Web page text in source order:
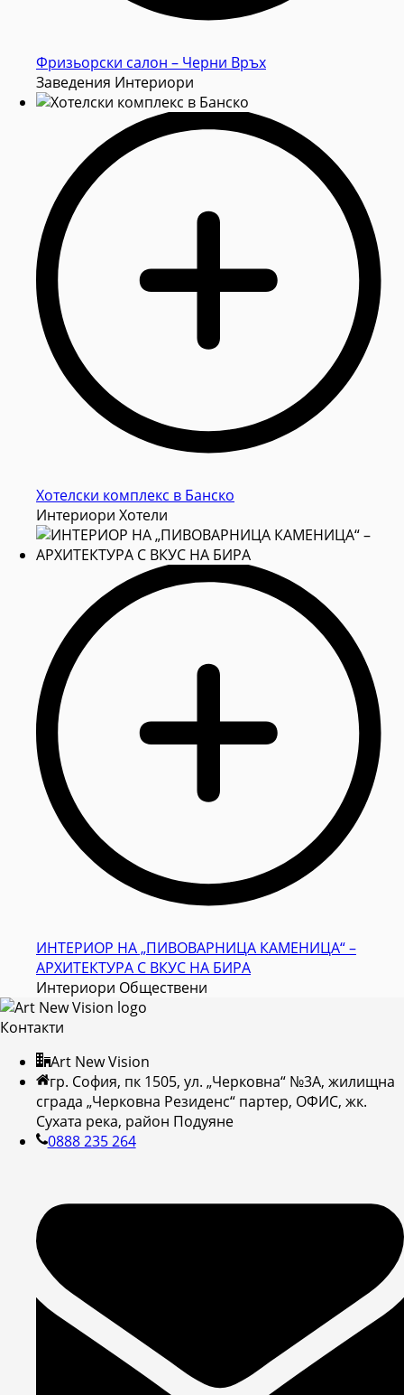
Фризьорски салон – Черни Връх
Заведения Интериори
Хотелски комплекс в Банско
Интериори Хотели
ИНТЕРИОР НА „ПИВОВАРНИЦА КАМЕНИЦА“ –
АРХИТЕКТУРА С ВКУС НА БИРА
Интериори Обществени
Контакти
Art New Vision
гр. София, пк 1505, ул. „Черковна“ №3А, жилищна
сграда „Черковна Резиденс“ партер, ОФИС, жк.
Сухата река, район Подуяне
0888 235 264